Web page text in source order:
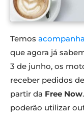
Temos
que agora já
3 de junho, os
receber pedidos
partir da Free Now
poderão utilizar